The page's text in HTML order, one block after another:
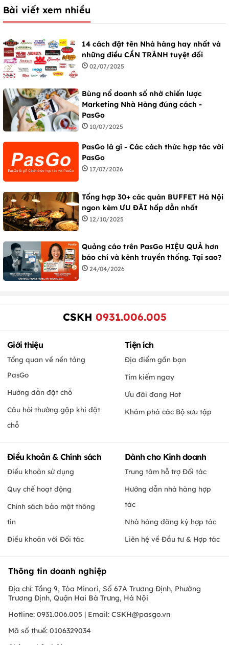
Bài viết xem nhiều
14 cách đặt tên Nhà hàng hay nhất và
những điều CẦN TRÁNH tuyệt đối
02/07/2025
Bùng nổ doanh số nhờ chiến lược
Marketing Nhà Hàng đúng cách -
PasGo
10/07/2025
PasGo là gì - Các cách thức hợp tác với
PasGo
17/07/2026
Tổng hợp 30+ các quán BUFFET Hà Nội
ngon kèm ƯU ĐÃI hấp dẫn nhất
12/10/2025
Quảng cáo trên PasGo HIỆU QUẢ hơn
báo chí và kênh truyền thống. Tại sao?
24/04/2026
CSKH 0931.006.005
Giới thiệu
Tổng quan về nền tảng
PasGo
Hướng dẫn đặt chỗ
Câu hỏi thường gặp khi đặt
chỗ
Tiện ích
Địa điểm gần bạn
Tìm kiếm ngay
Ưu đãi đang Hot
Khám phá các Bộ sưu tập
Điều khoản & Chính sách
Điều khoản sử dụng
Quy chế hoạt động
Chính sách bảo mật thông
tin
Điều khoản với Đối tác
Dành cho Kinh doanh
Trung tâm hỗ trợ Đối tác
Hướng dẫn nhà hàng hợp
tác
Nhà hàng đăng ký hợp tác
Liên hệ về Đầu tư & Hợp tác
Thông tin doanh nghiệp
Địa chỉ: Tầng 9, Tòa Minori, Số 67A Trương Định, Phường
Trương Định, Quận Hai Bà Trưng, Hà Nội
Hotline: 0931.006.005 | Email: CSKH@pasgo.vn
Mã số thuế: 0106329034